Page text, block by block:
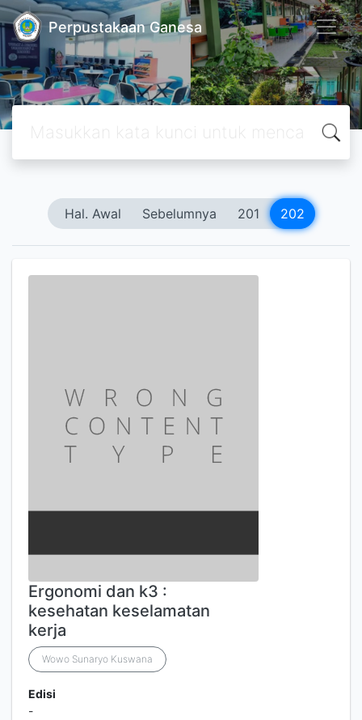
Perpustakaan Ganesa
Hal. Awal Sebelumnya 201 202
Ergonomi dan k3 :
kesehatan keselamatan
kerja
Wowo Sunaryo Kuswana
Edisi
-